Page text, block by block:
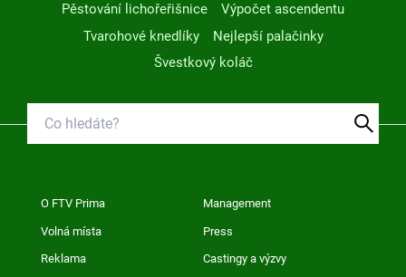
Pěstování lichořeřišnice
Výpočet ascendentu
Tvarohové knedlíky
Nejlepší palačinky
Švestkový koláč
O FTV Prima Management
Volná místa Press
Reklama Castingy a výzvy